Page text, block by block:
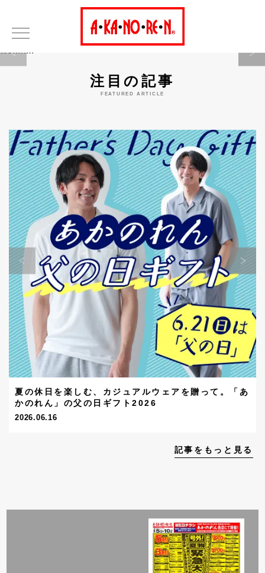
Warning
注目の記事
FEATURED ARTICLE
夏の休日を楽しむ、カジュアルウェアを贈って。「あ
かのれん」の父の日ギフト2026
2026.06.16
記事をもっと見る